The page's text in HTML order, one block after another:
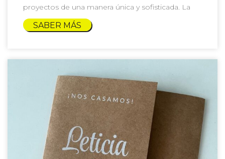
proyectos de una manera única y sofisticada. La
SABER MÁS